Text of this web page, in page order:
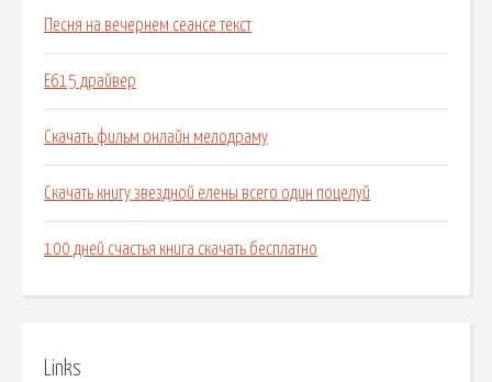
Песня на вечернем сеансе текст
E615 драйвер
Скачать фильм онлайн мелодраму
Скачать книгу звездной елены всего один поцелуй
100 дней счастья книга скачать бесплатно
Links